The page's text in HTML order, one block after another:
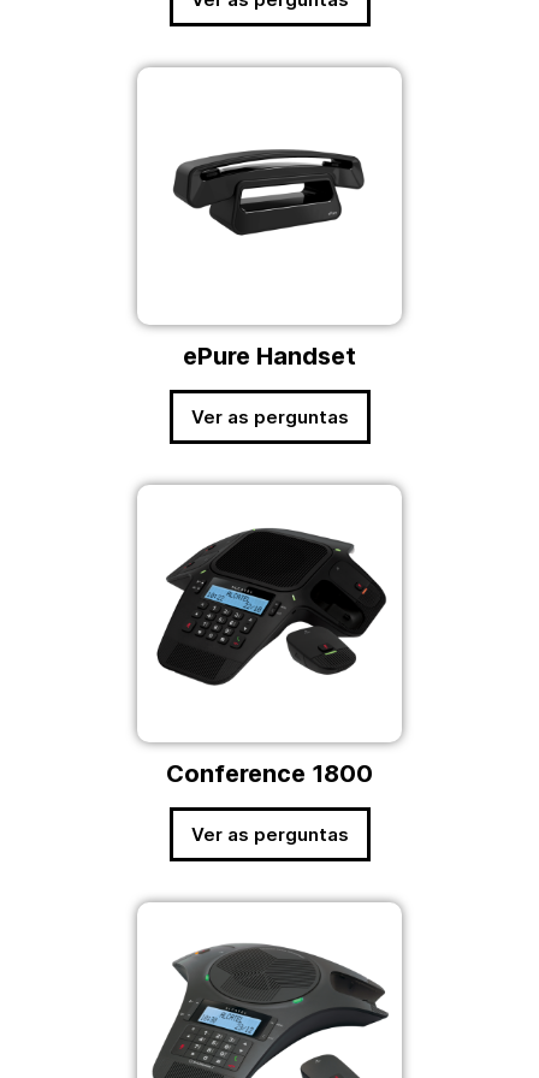
ePure Handset
Ver as perguntas
Conference 1800
Ver as perguntas